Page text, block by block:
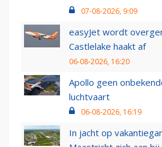
07-08-2026, 9:09
easyJet wordt
Castlelake haakt af
06-08-2026, 16:20
Apollo geen
luchtvaart
06-08-2026, 16:19
In jacht op